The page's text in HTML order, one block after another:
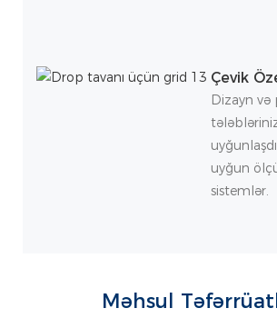
Çevik
Dizayn
uyğun
sistemlər.
Məhsul